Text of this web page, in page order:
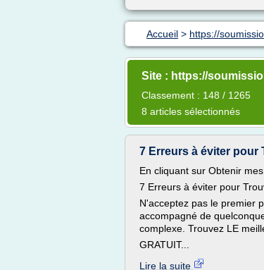
Accueil > https://
Site : https://
Classement : 148 / 1265
8 articles sélectionnés
7 Erreurs à éviter pour
En cliquant sur Obtenir
7 Erreurs à éviter pour
N'acceptez pas le premier
accompagné de
complexe. Trouvez LE
GRATUIT...
Lire la suite